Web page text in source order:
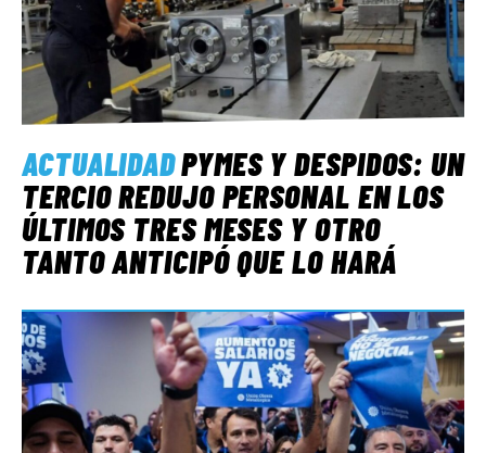
ACTUALIDADPYMES Y DESPIDOS: UN
TERCIO REDUJO PERSONAL EN LOS
ÚLTIMOS TRES MESES Y OTRO
TANTO ANTICIPÓ QUE LO HARÁ